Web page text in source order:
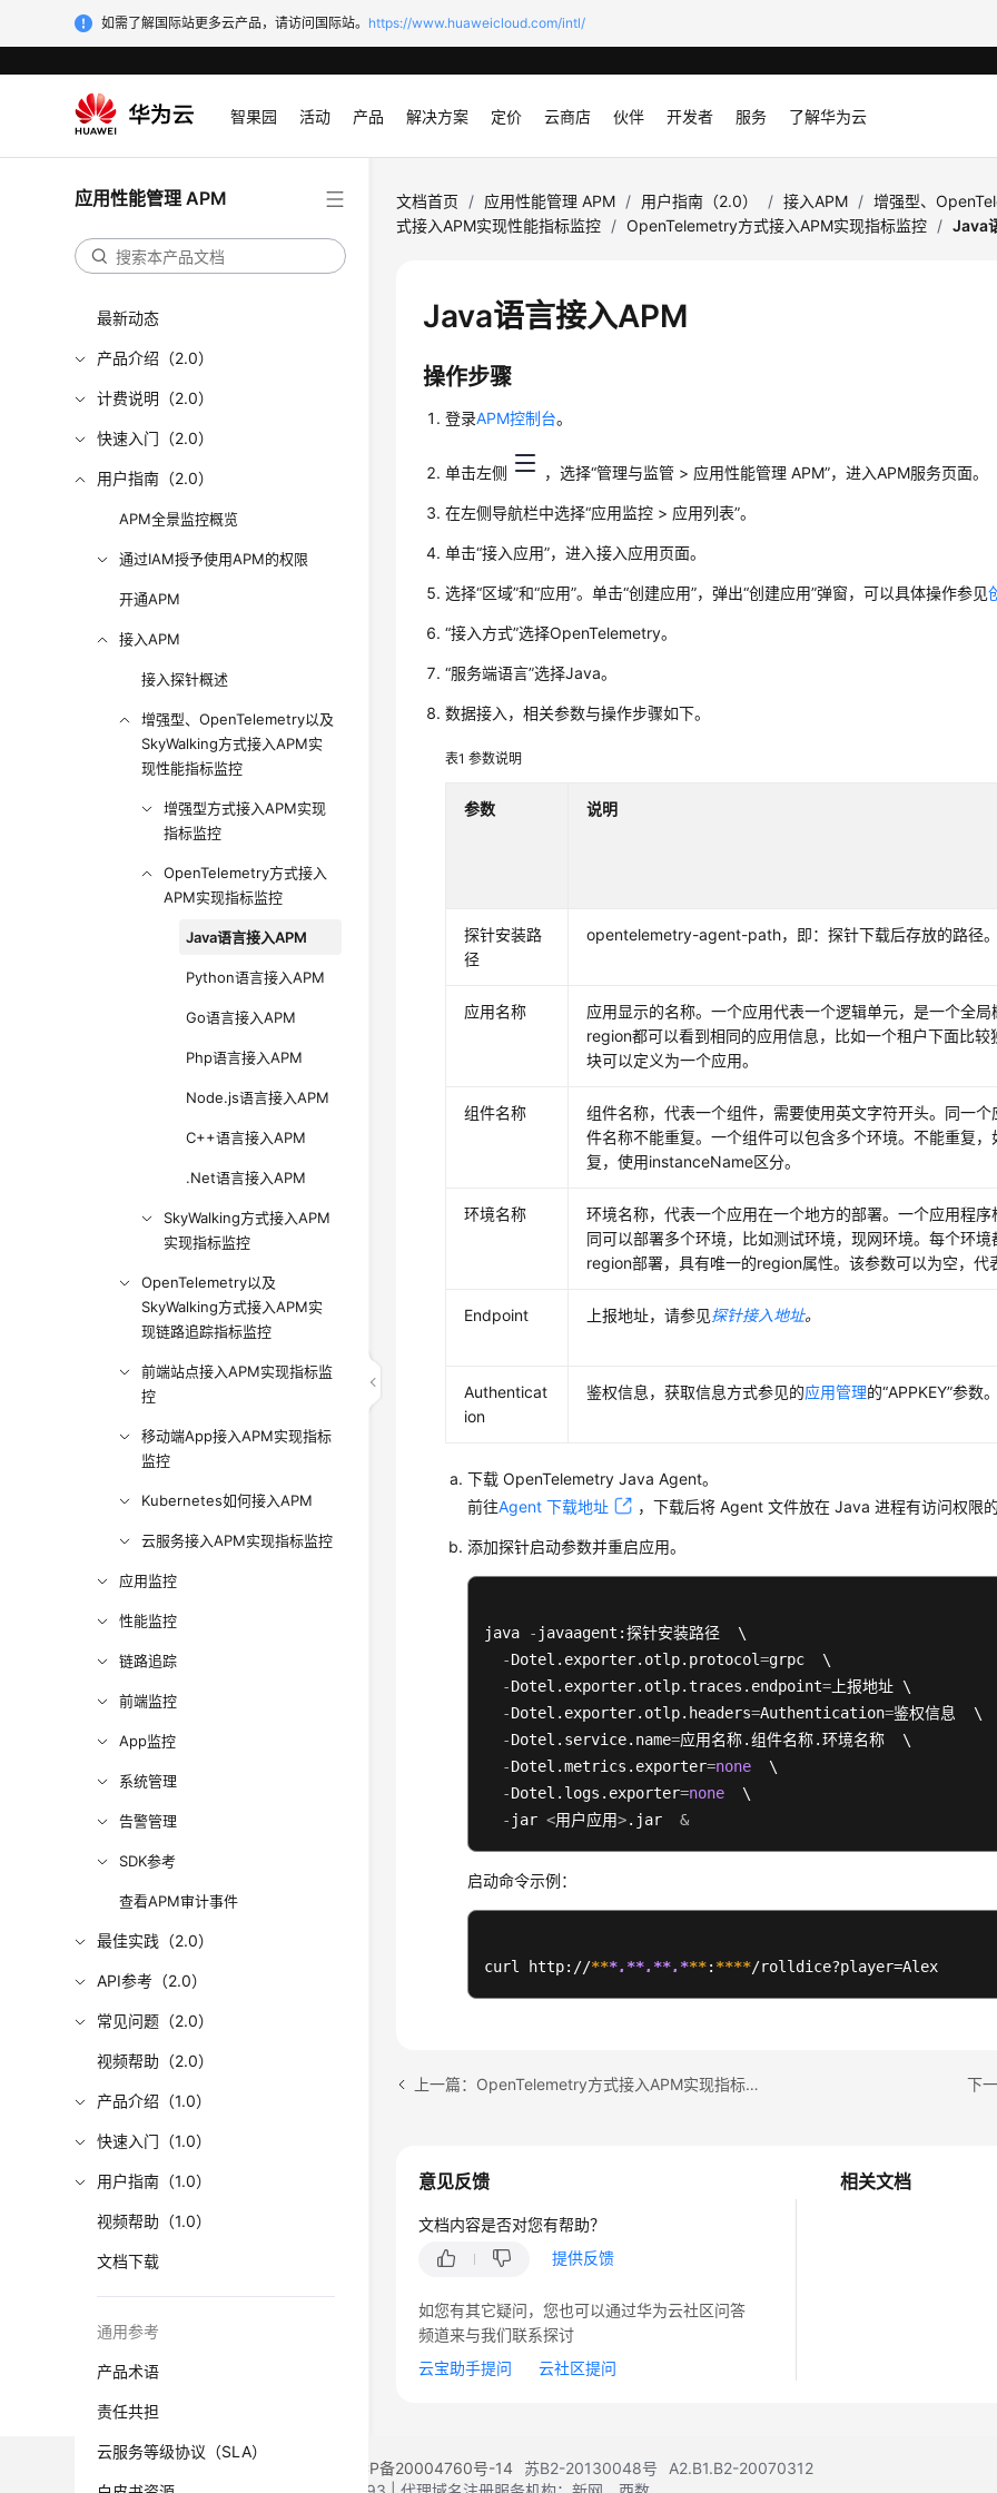
如需了解国际站更多云产品，请访问国际站。 https://www.huaweicloud.com/intl/
智果园 活动 产品 解决方案 定价 云商店 伙伴 开发者 服务 了解华为云
应用性能管理 APM
最新动态
产品介绍（2.0）
计费说明（2.0）
快速入门（2.0）
用户指南（2.0）
APM全景监控概览
通过IAM授予使用APM的权限
开通APM
接入APM
接入探针概述
增强型、OpenTelemetry以及
SkyWalking方式接入APM实
现性能指标监控
增强型方式接入APM实现
指标监控
OpenTelemetry方式接入
APM实现指标监控
Java语言接入APM
Python语言接入APM
Go语言接入APM
Php语言接入APM
Node.js语言接入APM
C++语言接入APM
.Net语言接入APM
SkyWalking方式接入APM
实现指标监控
OpenTelemetry以及
SkyWalking方式接入APM实
现链路追踪指标监控
前端站点接入APM实现指标监
控
移动端App接入APM实现指标
监控
Kubernetes如何接入APM
云服务接入APM实现指标监控
应用监控
性能监控
链路追踪
前端监控
App监控
系统管理
告警管理
SDK参考
查看APM审计事件
最佳实践（2.0）
API参考（2.0）
常见问题（2.0）
视频帮助（2.0）
产品介绍（1.0）
快速入门（1.0）
用户指南（1.0）
视频帮助（1.0）
文档下载
通用参考
产品术语
责任共担
云服务等级协议（SLA）
文档首页 / 应用性能管理 APM / 用户指南（2.0） / 接入APM / 增强型、
式接入APM实现性能指标监控 / OpenTelemetry方式接入APM实现指标监控 / Java
Java语言接入APM
操作步骤
登录APM控制台。
单击左侧 ，选择“管理与监管 > 应用性能管理 APM”，进入APM服务页面。
在左侧导航栏中选择“应用监控 > 应用列表”。
单击“接入应用”，进入接入应用页面。
选择“区域”和“应用”。单击“创建应用”，弹出“创建应用”弹窗，可以具体操作参见
“接入方式”选择OpenTelemetry。
“服务端语言”选择Java。
数据接入，相关参数与操作步骤如下。
表1参数说明
参数 说明
探针安装路
径
opentelemetry-agent-path，即：探针下载后存放的路径
应用名称
应用显示的名称。一个应用代表一个逻辑单元，是一个全局
region都可以看到相同的应用信息，比如一个租户下面比较
块可以定义为一个应用。
组件名称
组件名称，代表一个组件，需要使用英文字符开头。同一个
件名称不能重复。一个组件可以包含多个环境。不能重复，
复，使用instanceName区分。
环境名称
环境名称，代表一个应用在一个地方的部署。一个应用程序
同可以部署多个环境，比如测试环境，现网环境。每个环境
region部署，具有唯一的region属性。该参数可以为空，代
Endpoint 上报地址，请参见探针接入地址。
Authenticat
ion
鉴权信息，获取信息方式参见的应用管理的“APPKEY”参数
下载 OpenTelemetry Java Agent。
前往Agent 下载地址 ，下载后将 Agent 文件放在 Java 进程有访问权限
添加探针启动参数并重启应用。
java - javaagent:探针安装路径  \
-Dotel.exporter.otlp.protocol=grpc  \
-Dotel.exporter.otlp.traces.endpoint= 上报地址 \
-Dotel.exporter.otlp.headers=Authentication=鉴权信息  \
-Dotel.service.name=应用名称.组件名称.环境名称  \
-Dotel.metrics.exporter=none
  \
-Dotel.logs.exporter=none
  \
- jar <用户应用>.jar &
启动命令示例：
curl http://***.**.**.***: ****/rolldice?player=Alex
上一篇：OpenTelemetry方式接入APM实现指标监控 下
相关文档
意见反馈
文档内容是否对您有帮助？
提供反馈
如您有其它疑问，您也可以通过华为云社区问答
频道来与我们联系探讨
云宝助手提问
云社区提问
黔ICP备20004760号-14 苏B2-20130048号
A2.B1.B2-20070312